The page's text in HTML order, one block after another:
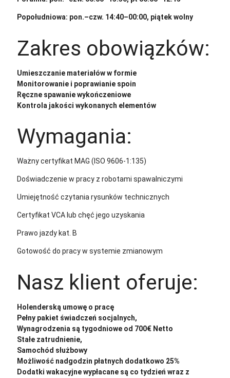
Popołudniowa: pon.–czw. 14:40–00:00, piątek wolny
Zakres obowiązków:
Umieszczanie materiałów w formie
Monitorowanie i poprawianie spoin
Ręczne spawanie wykończeniowe
Kontrola jakości wykonanych elementów
Wymagania:
Ważny certyfikat MAG (ISO 9606-1:135)
Doświadczenie w pracy z robotami spawalniczymi
Umiejętność czytania rysunków technicznych
Certyfikat VCA lub chęć jego uzyskania
Prawo jazdy kat. B
Gotowość do pracy w systemie zmianowym
Nasz klient oferuje:
Holenderską umowę o pracę
Pełny pakiet świadczeń socjalnych,
Wynagrodzenia są tygodniowe od 700€ Netto
Stałe zatrudnienie,
Samochód służbowy
Możliwość nadgodzin płatnych dodatkowo 25%
Dodatki wakacyjne wypłacane są co tydzień wraz z